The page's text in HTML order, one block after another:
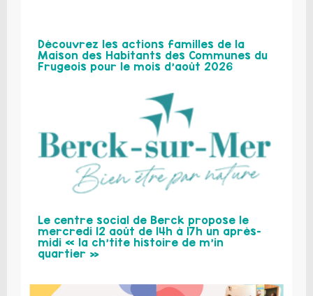
Découvrez les actions familles de la
Maison des Habitants des Communes du
Frugeois pour le mois d’août 2026
Le centre social de Berck propose le
mercredi 12 août de 14h à 17h un après-
midi « la ch’tite histoire de m’in
quartier »